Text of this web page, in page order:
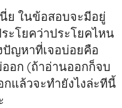
ย ในข้อสอบจะมีอยู่
ะโยคว่าประโยคไหน
ญหาที่เจอบ่อยคือ
อก (ถ้าอ่านออกก็จบ
แล้วจะทำยังไงล่ะทีนี้